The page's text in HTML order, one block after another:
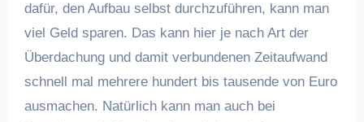
dafür, den Aufbau selbst durchzuführen, kann man
viel Geld sparen. Das kann hier je nach Art der
Überdachung und damit verbundenen Zeitaufwand
schnell mal mehrere hundert bis tausende von Euro
ausmachen. Natürlich kann man auch bei